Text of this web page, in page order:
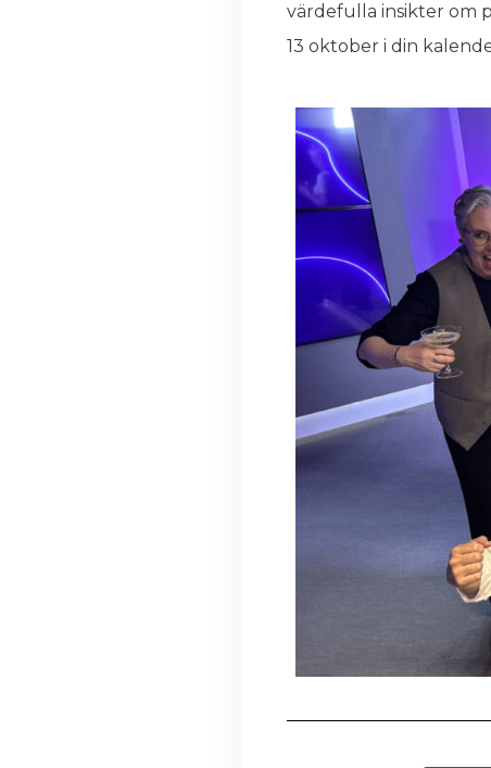
värdefulla insikter om
13 oktober i din